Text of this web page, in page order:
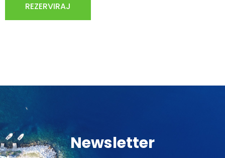
REZERVIRAJ
Newsletter